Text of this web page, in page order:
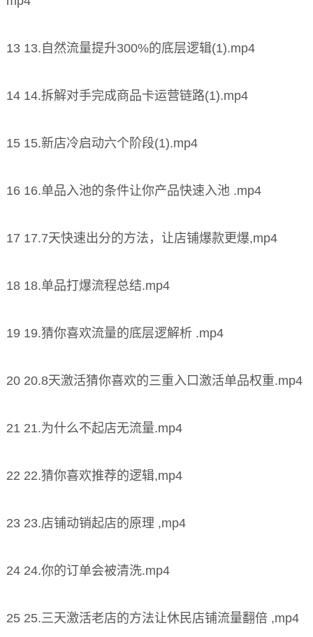
13 13.自然流量提升300%的底层逻辑(1).mp4
14 14.拆解对手完成商品卡运营链路(1).mp4
15 15.新店冷启动六个阶段(1).mp4
16 16.单品入池的条件让你产品快速入池 .mp4
17 17.7天快速出分的方法，让店铺爆款更爆,mp4
18 18.单品打爆流程总结.mp4
19 19.猜你喜欢流量的底层逻解析 .mp4
20 20.8天激活猜你喜欢的三重入口激活单品权重.mp4
21 21.为什么不起店无流量.mp4
22 22.猜你喜欢推荐的逻辑,mp4
23 23.店铺动销起店的原理 ,mp4
24 24.你的订单会被清洗.mp4
25 25.三天激活老店的方法让休民店铺流量翻倍 ,mp4